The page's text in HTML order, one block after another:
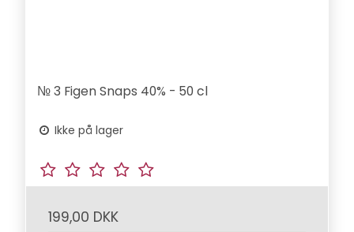
№ 3 Figen Snaps 40% - 50 cl
Ikke på lager
199,00 DKK